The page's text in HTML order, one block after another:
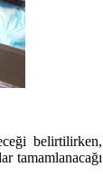
belirtilirken,
tamamlanacağı